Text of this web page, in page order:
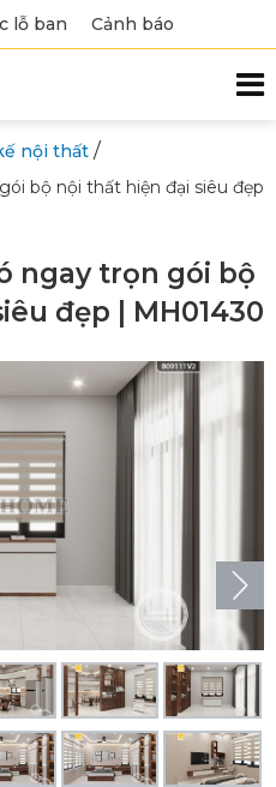
lỗ ban Cảnh báo
nội thất /
bộ nội thất hiện đại siêu đẹp
ngay trọn gói bộ
đẹp | MH01430